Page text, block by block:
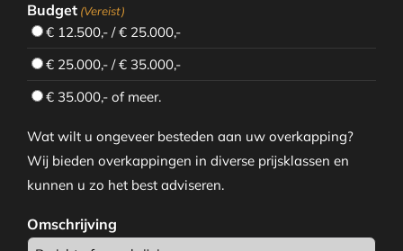
Budget (Vereist)
€ 12.500,- / € 25.000,-
€ 25.000,- / € 35.000,-
€ 35.000,- of meer.
Wat wilt u ongeveer besteden aan uw overkapping?
Wij bieden overkappingen in diverse prijsklassen en
kunnen u zo het best adviseren.
Omschrijving